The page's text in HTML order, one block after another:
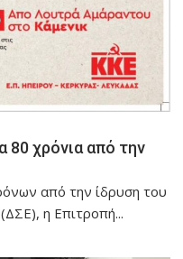
80 χρόνια από την
από την ίδρυση του
η Επιτροπή...